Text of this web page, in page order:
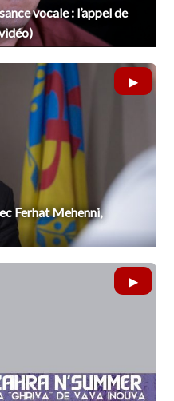
vocale : l’appel de
Ferhat Mehenni,